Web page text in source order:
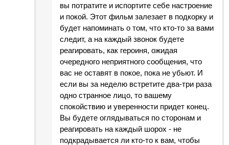
вы потратите и испортите себе настроение
и покой. Этот фильм залезает в подкорку и
будет напоминать о том, что кто-то за вами
следит, а на каждый звонок будете
реагировать, как героиня, ожидая
очередного неприятного сообщения, что
вас не оставят в покое, пока не убьют. И
если вы за неделю встретите два-три раза
одно странное лицо, то вашему
спокойствию и уверенности придет конец.
Вы будете оглядываться по сторонам и
реагировать на каждый шорох - не
подкрадывается ли кто-то к вам, чтобы